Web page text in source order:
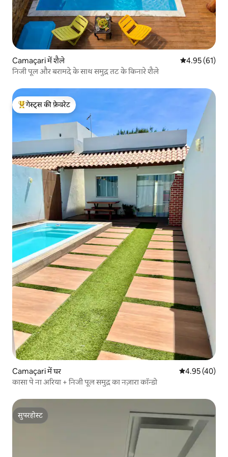
Camaçari में शैले औसत रेटिंग 5 में
4.95 (61)
निजी पूल और बरामदे के साथ समुद्र तट के किनारे शैले
गेस्ट्स का टॉप फ़ेवरेट
गेस्ट्स की फ़ेवरेट
Camaçari में घर औसत रेटिंग 5 में
4.95 (40)
कासा पे ना अरिया + निजी पूल समुद्र का नज़ारा कॉन्डो
सुपरहोस्ट
सुपरहोस्ट